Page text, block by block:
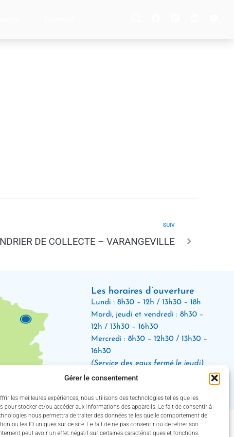
Gérer le consentement
les meilleures expériences, nous utilisons des technologies telles que les
pour stocker et/ou accéder aux informations des appareils. Le fait de consentir à
nous permettra de traiter des données telles que le comportement de
ou les ID uniques sur ce site. Le fait de ne pas consentir ou de retirer son
peut avoir un effet négatif sur certaines caractéristiques et fonctions.
SUIV
DE COLLECTE – VARANGEVILLE
Les horaires d’ouverture
Lundi : 8h30 – 12h / 13h30 – 18h
Mardi, jeudi et vendredi : 8h30 –
12h / 13h30 – 16h30
Mercredi : 8h30 – 12h30 / 13h30 –
16h30
(Service des eaux fermé le jeudi)
par Utopia